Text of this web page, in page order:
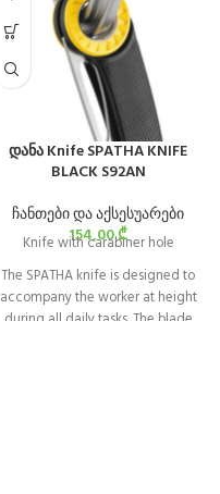
დანა Knife SPATHA KNIFE
BLACK S92AN
ჩანთები და აქსესუარები
154,00₾
Knife with carabiner hole
The SPATHA knife is designed to
accompany the worker at height
during all daily tasks. The blade